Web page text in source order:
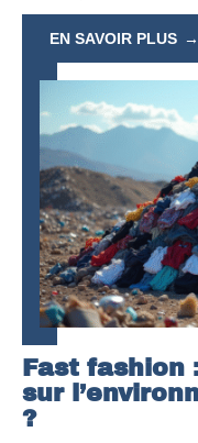
EN SAVOIR PLUS
Fast fashion
sur
?